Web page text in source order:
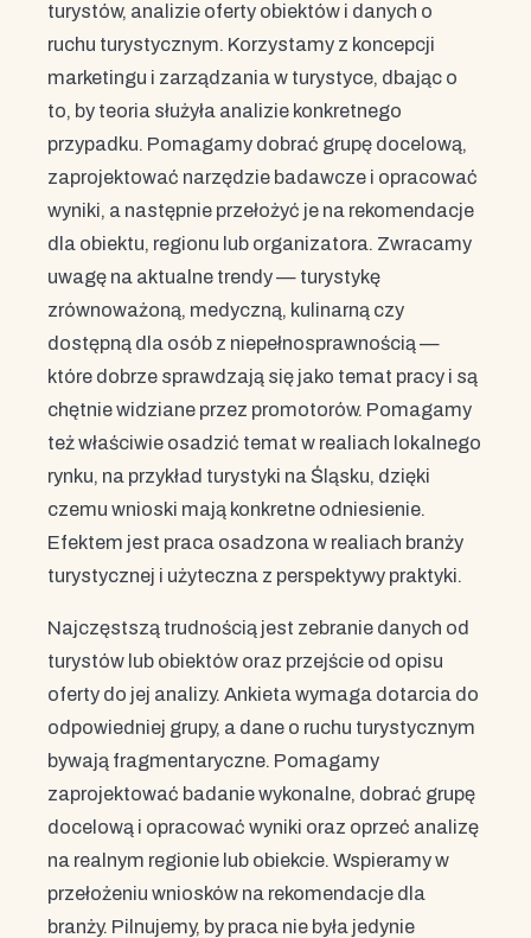
turystów, analizie oferty obiektów i danych o
ruchu turystycznym. Korzystamy z koncepcji
marketingu i zarządzania w turystyce, dbając o
to, by teoria służyła analizie konkretnego
przypadku. Pomagamy dobrać grupę docelową,
zaprojektować narzędzie badawcze i opracować
wyniki, a następnie przełożyć je na rekomendacje
dla obiektu, regionu lub organizatora. Zwracamy
uwagę na aktualne trendy — turystykę
zrównoważoną, medyczną, kulinarną czy
dostępną dla osób z niepełnosprawnością —
które dobrze sprawdzają się jako temat pracy i są
chętnie widziane przez promotorów. Pomagamy
też właściwie osadzić temat w realiach lokalnego
rynku, na przykład turystyki na Śląsku, dzięki
czemu wnioski mają konkretne odniesienie.
Efektem jest praca osadzona w realiach branży
turystycznej i użyteczna z perspektywy praktyki.
Najczęstszą trudnością jest zebranie danych od
turystów lub obiektów oraz przejście od opisu
oferty do jej analizy. Ankieta wymaga dotarcia do
odpowiedniej grupy, a dane o ruchu turystycznym
bywają fragmentaryczne. Pomagamy
zaprojektować badanie wykonalne, dobrać grupę
docelową i opracować wyniki oraz oprzeć analizę
na realnym regionie lub obiekcie. Wspieramy w
przełożeniu wniosków na rekomendacje dla
branży. Pilnujemy, by praca nie była jedynie